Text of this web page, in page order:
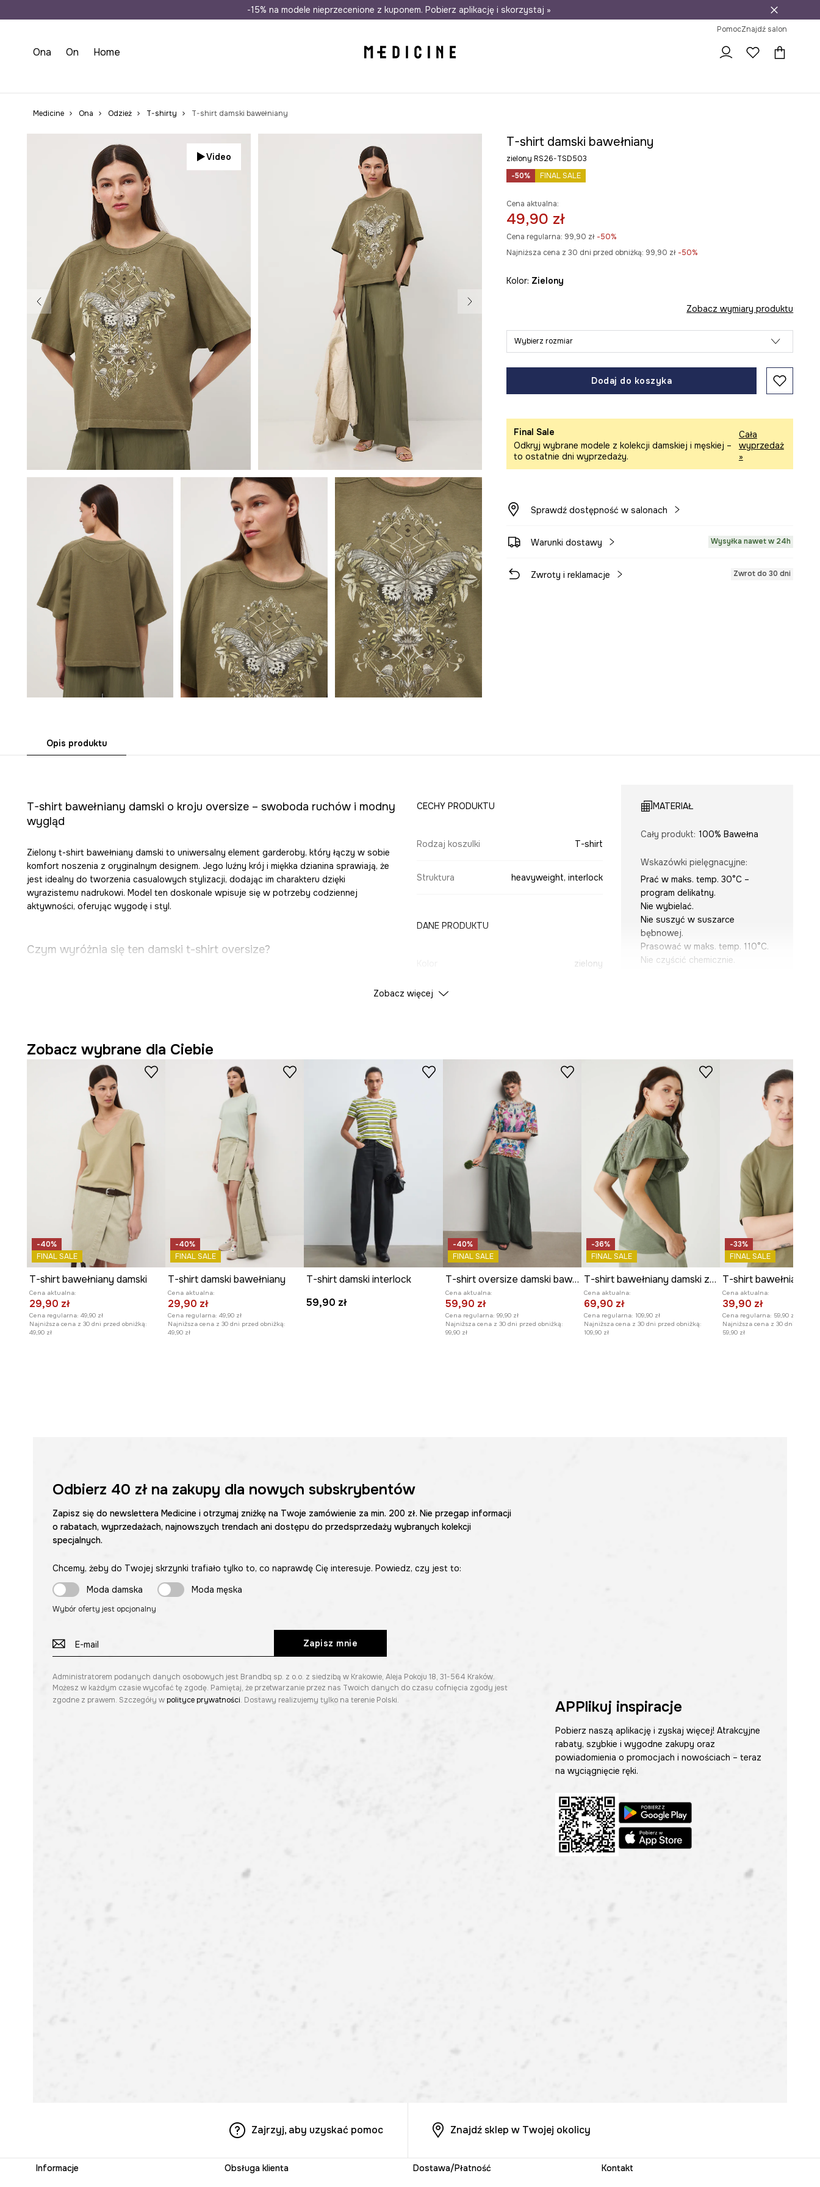
Wysyłka nawet w 24h Darmowa dostawa do salonów 30 dni na zwrot
-15% na modele nieprzecenione z kuponem. Pobierz aplikację i skorzystaj »
PomocZnajdź salon
Ona On Home
Medicine Ona Odzież T-shirty T-shirt damski bawełniany
Video
T-shirt damski bawełniany
zielony RS26-TSD503
-50%
FINAL SALE
Cena aktualna:
49,90 zł
Cena regularna: 99,90 zł-50%
Najniższa cena z 30 dni przed obniżką: 99,90 zł -50%
Kolor: zielony
Zobacz wymiary produktu
Wybierz rozmiar
Dodaj do koszyka
Final Sale
Odkryj wybrane modele z kolekcji damskiej i męskiej –
to ostatnie dni wyprzedaży.
Cała
wyprzedaż
»
Sprawdź dostępność w salonach
Warunki dostawy Wysyłka nawet w 24h
Zwroty i reklamacje Zwrot do 30 dni
Opis produktu
T-shirt bawełniany damski o kroju oversize – swoboda ruchów i modny
wygląd
Zielony t-shirt bawełniany damski to uniwersalny element garderoby, który łączy w sobie
komfort noszenia z oryginalnym designem. Jego luźny krój i miękka dzianina sprawiają, że
jest idealny do tworzenia casualowych stylizacji, dodając im charakteru dzięki
wyrazistemu nadrukowi. Model ten doskonale wpisuje się w potrzeby codziennej
aktywności, oferując wygodę i styl.
Czym wyróżnia się ten damski t-shirt oversize?
Wykonanie z naturalnej bawełny
sprawia, że tkanina jest miękka w dotyku i
oddychająca dla skóry.
Rękaw typu kimono
dodaje koszulce oryginalności i pozwala na pełną
swobodę w gestach.
Okrągły, prążkowany dekolt
podkreśla uniwersalny charakter i podnosi
komfort noszenia.
Dzianina interlock heavyweight
o solidnej strukturze dodaje trwałości i
wyraźnie wyczuwalnej jakości.
Efekt sprania nadaje tkaninie modny, nieco vintage'owy wygląd.
Wyrazisty nadruk
z motywem zwierzęcym i roślinnym nadaje koszulce
unikatowego charakteru.
Dekoracyjne przeszycia
stanowią subtelny akcent, wzbogacający
estetykę produktu.
CECHY PRODUKTU
Rodzaj koszulki T-shirt
Struktura heavyweight, interlock
DANE PRODUKTU
zielony
ID Produktu
MATERIAŁ
Cały produkt: 100% Bawełna
Wskazówki pielęgnacyjne:
Prać w maks. temp. 30°C –
program delikatny.
Nie wybielać.
Nie suszyć w suszarce
bębnowej.
Prasować w maks. temp. 110°C.
Nie czyścić chemicznie.
Rodzaj rękawa: kimono
WYMIARY
Szerokość pod pachami
Wymiary podane dla rozmiaru:
S.
Modelka na zdjęciu ma 178 cm
wzrostu i ma na sobie rozmiar S.
Zobacz wymiary produktu
Zobacz więcej
Zobacz wybrane dla Ciebie
-40%
FINAL SALE
T-shirt bawełniany damski
Cena aktualna:
29,90 zł
Cena regularna: 49,90 zł
Najniższa cena z 30 dni przed obniżką:
49,90 zł
-40%
FINAL SALE
T-shirt damski bawełniany
Cena aktualna:
29,90 zł
Cena regularna: 49,90 zł
Najniższa cena z 30 dni przed obniżką:
49,90 zł
T-shirt damski interlock
59,90 zł
-40%
FINAL SALE
T-shirt oversize damski bawełniany z kolekcji Ilona Tambor x Medicine
Cena aktualna:
59,90 zł
Cena regularna: 99,90 zł
Najniższa cena z 30 dni przed obniżką:
99,90 zł
-36%
FINAL SALE
T-shirt bawełniany damski z ozdobną aplikacją kolor zielony
Cena aktualna:
69,90 zł
Cena regularna: 109,90 zł
Najniższa cena z 30 dni przed obniżką:
109,90 zł
-33%
FINAL SALE
Cena aktualna:
39,90 zł
Cena regularna: 59,90 zł
Najniższa cena z 30 dni przed
59,90 zł
Odbierz 40 złna zakupy dla nowych subskrybentów
Zapisz się do newslettera Medicine i otrzymaj zniżkę na Twoje zamówienie za min. 200 zł. Nie przegap informacji
o rabatach, wyprzedażach, najnowszych trendach ani dostępu do przedsprzedaży wybranych kolekcji
specjalnych.
Chcemy, żeby do Twojej skrzynki trafiało tylko to, co naprawdę Cię interesuje. Powiedz, czy jest to:
Moda damska
Moda męska
Wybór oferty jest opcjonalny
Zapisz mnie
Administratorem podanych danych osobowych jest Brandbq sp. z o.o. z siedzibą w Krakowie, Aleja Pokoju 18, 31-564 Kraków.
Możesz w każdym czasie wycofać tę zgodę. Pamiętaj, że przetwarzanie przez nas Twoich danych do czasu cofnięcia zgody jest
zgodne z prawem. Szczegóły w polityce prywatności. Dostawy realizujemy tylko na terenie Polski. APPlikuj inspiracje
Pobierz naszą aplikację i zyskaj więcej! Atrakcyjne
rabaty, szybkie i wygodne zakupy oraz
powiadomienia o promocjach i nowościach – teraz
na wyciągnięcie ręki.
Zajrzyj, aby uzyskać pomoc Znajdź sklep w Twojej okolicy
Informacje Obsługa klienta Dostawa/Płatność Kontakt